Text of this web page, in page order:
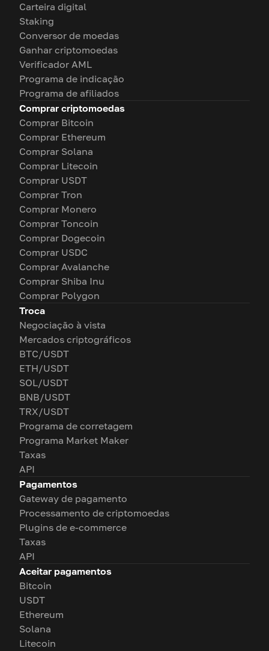
Carteira digital
Staking
Conversor de moedas
Ganhar criptomoedas
Verificador AML
Programa de indicação
Programa de afiliados
Comprar criptomoedas
Comprar Bitcoin
Comprar Ethereum
Comprar Solana
Comprar Litecoin
Comprar USDT
Comprar Tron
Comprar Monero
Comprar Toncoin
Comprar Dogecoin
Comprar USDC
Comprar Avalanche
Comprar Shiba Inu
Comprar Polygon
Troca
Negociação à vista
Mercados criptográficos
BTC/USDT
ETH/USDT
SOL/USDT
BNB/USDT
TRX/USDT
Programa de corretagem
Programa Market Maker
Taxas
API
Pagamentos
Gateway de pagamento
Processamento de criptomoedas
Plugins de e-commerce
Taxas
API
Aceitar pagamentos
Bitcoin
USDT
Ethereum
Solana
Litecoin